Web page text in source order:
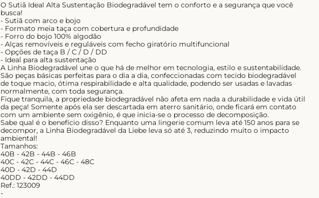
O Sutiã Ideal Alta Sustentação Biodegradável tem o conforto e a segurança que você
busca!
- Sutiã com arco e bojo
- Formato meia taça com cobertura e profundidade
- Forro do bojo 100% algodão
- Alças removíveis e reguláveis com fecho giratório multifuncional
- Opções de taça B / C / D / DD
- Ideal para alta sustentação
A Linha Biodegradável une o que há de melhor em tecnologia, estilo e sustentabilidade.
São peças básicas perfeitas para o dia a dia, confeccionadas com tecido biodegradável
de toque macio, ótima respirabilidade e alta qualidade, podendo ser usadas e lavadas
normalmente, com toda segurança.
Fique tranquila, a propriedade biodegradável não afeta em nada a durabilidade e vida útil
da peça! Somente após ela ser descartada em aterro sanitário, onde ficará em contato
com um ambiente sem oxigênio, é que inicia-se o processo de decomposição.
Sabe qual é o benefício disso? Enquanto uma lingerie comum leva até 150 anos para se
decompor, a Linha Biodegradável da Liebe leva só até 3, reduzindo muito o impacto
ambiental!
Tamanhos:
40B - 42B - 44B - 46B
40C - 42C - 44C - 46C - 48C
40D - 42D - 44D
40DD - 42DD - 44DD
Ref.: 123009
-